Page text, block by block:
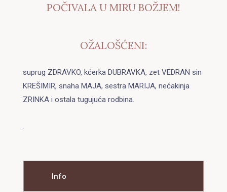
POČIVALA U MIRU BOŽJEM!
OŽALOŠĆENI:
suprug ZDRAVKO, kćerka DUBRAVKA, zet VEDRAN sin
KREŠIMIR, snaha MAJA, sestra MARIJA, nećakinja
ZRINKA i ostala tugujuća rodbina.
.
Info